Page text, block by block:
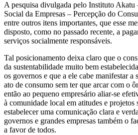
A pesquisa divulgada pelo Instituto Akatu
Social da Empresas – Percepção do
entre outros itens importantes, que esse
disposto, como no passado recente, a
serviços socialmente responsáveis.
Tal posicionamento deixa claro que o
da sustentabilidade muito bem
os governos e que a ele cabe manifestar a
ato de consumo sem ter que arcar com o
então ao pequeno empresário aliar-se
à comunidade local em atitudes e projetos
estabelecer uma comunicação clara e
governos e grandes empresas também o
a favor de todos.